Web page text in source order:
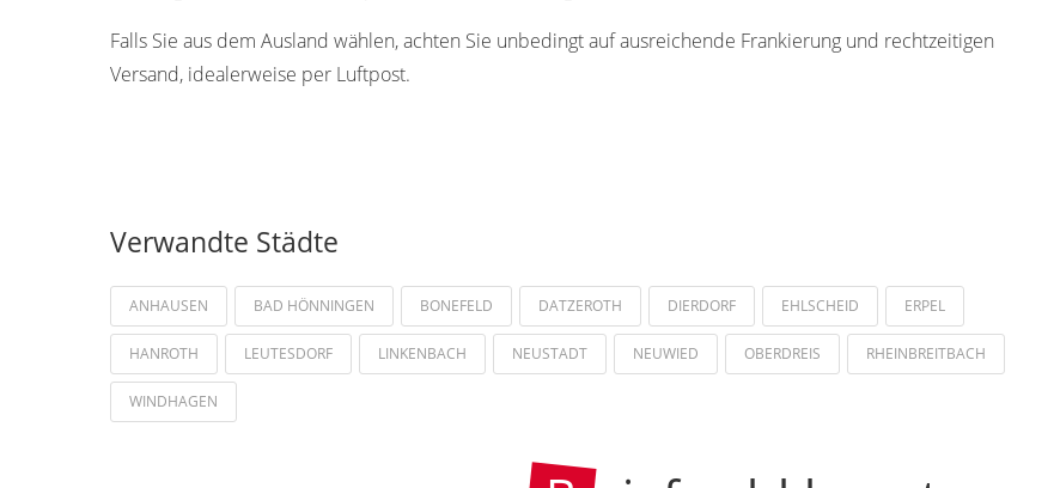
Falls Sie aus dem Ausland wählen, achten Sie unbedingt auf ausreichende Frankierung und rechtzeitigen
Versand, idealerweise per Luftpost.
Verwandte Städte
ANHAUSEN BAD HÖNNINGEN BONEFELD DATZEROTH DIERDORF EHLSCHEID ERPEL
HANROTH LEUTESDORF LINKENBACH NEUSTADT NEUWIED OBERDREIS RHEINBREITBACH
WINDHAGEN